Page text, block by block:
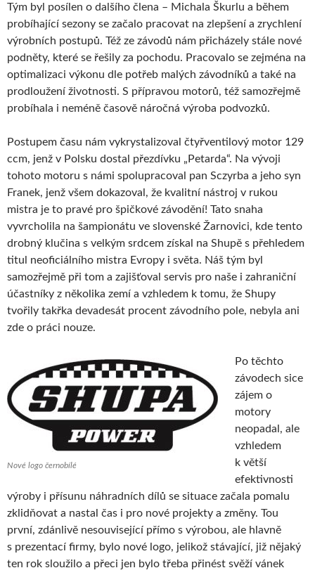
Tým byl posílen o dalšího člena – Michala Škurlu a během
probíhající sezony se začalo pracovat na zlepšení a zrychlení
výrobních postupů. Též ze závodů nám přicházely stále nové
podněty, které se řešily za pochodu. Pracovalo se zejména na
optimalizaci výkonu dle potřeb malých závodníků a také na
prodloužení životnosti. S přípravou motorů, též samozřejmě
probíhala i neméně časově náročná výroba podvozků.
Postupem času nám vykrystalizoval čtyřventilový motor 129
ccm, jenž v Polsku dostal přezdívku „Petarda“. Na vývoji
tohoto motoru s námi spolupracoval pan Sczyrba a jeho syn
Franek, jenž všem dokazoval, že kvalitní nástroj v rukou
mistra je to pravé pro špičkové závodění! Tato snaha
vyvrcholila na šampionátu ve slovenské Žarnovici, kde tento
drobný klučina s velkým srdcem získal na Shupě s přehledem
titul neoficiálního mistra Evropy i světa. Náš tým byl
samozřejmě při tom a zajišťoval servis pro naše i zahraniční
účastníky z několika zemí a vzhledem k tomu, že Shupy
tvořily takřka devadesát procent závodního pole, nebyla ani
zde o práci nouze.
Nové logo černobílé
Po těchto
závodech sice
zájem o
motory
neopadal, ale
vzhledem
k větší
efektivnosti
výroby i přísunu náhradních dílů se situace začala pomalu
zklidňovat a nastal čas i pro nové projekty a změny. Tou
první, zdánlivě nesouvisející přímo s výrobou, ale hlavně
s prezentací firmy, bylo nové logo, jelikož stávající, již nějaký
ten rok sloužilo a přeci jen bylo třeba přinést svěží vánek